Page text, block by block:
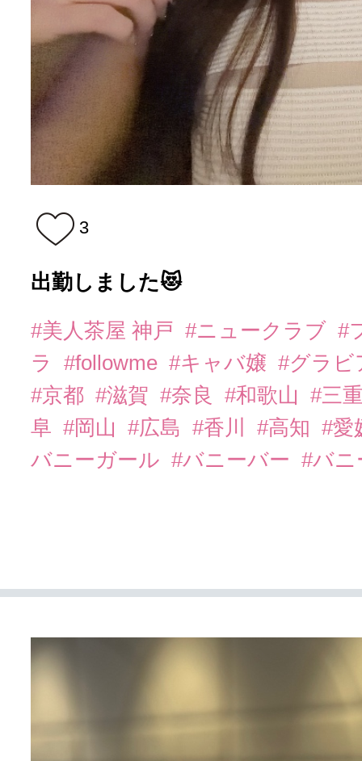
3
出勤しました😻
#美人茶屋 神戸 #ニュークラブ #
ラ
#followme #キャバ嬢 #グラ
#京都 #滋賀 #奈良 #和歌山
#三
阜 #岡山 #広島 #香川 #高知 #愛
バニーガール #バニーバー #バ